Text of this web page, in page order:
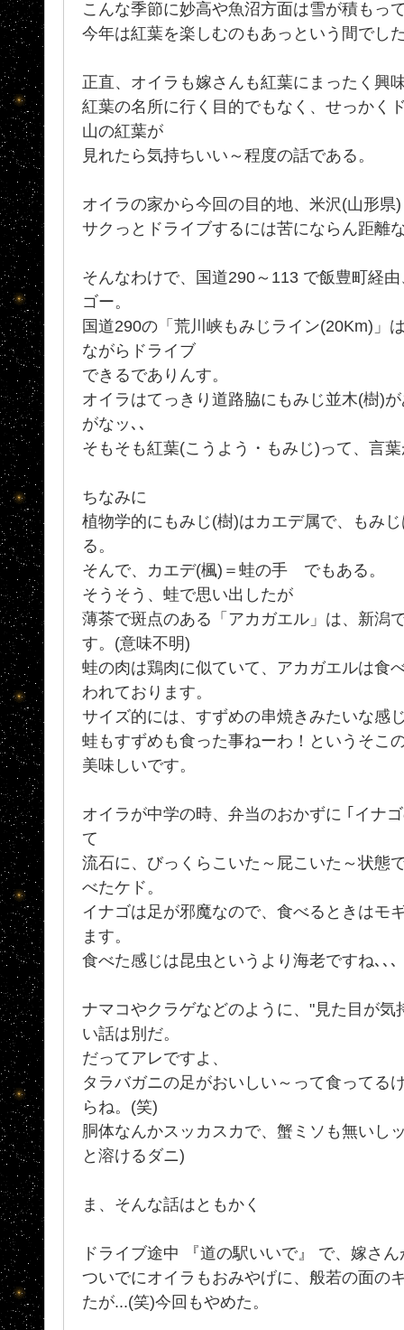
こんな季節に妙高や魚沼方面は雪が積もっ
今年は紅葉を楽しむのもあっという間でし
正直、オイラも嫁さんも紅葉にまったく興
紅葉の名所に行く目的でもなく、せっかく
山の紅葉が
見れたら気持ちいい～程度の話である。
オイラの家から今回の目的地、米沢(山形県
サクっとドライブするには苦にならん距離
そんなわけで、国道290～113 で飯豊町経
ゴー。
国道290の「荒川峡もみじライン(20Km)」
ながらドライブ
できるでありんす。
オイラはてっきり道路脇にもみじ並木(樹)
がなッ､､
そもそも紅葉(こうよう・もみじ)って、言
ちなみに
植物学的にもみじ(樹)はカエデ属で、もみ
る。
そんで、カエデ(楓)＝蛙の手 でもある。
そうそう、蛙で思い出したが
薄茶で斑点のある「アカガエル」は、新潟
す。(意味不明)
蛙の肉は鶏肉に似ていて、アカガエルは食
われております。
サイズ的には、すずめの串焼きみたいな感
蛙もすずめも食った事ねーわ！というそこ
美味しいです。
オイラが中学の時、弁当のおかずに ｢イナ
て
流石に、びっくらこいた～屁こいた～状
べたケド。
イナゴは足が邪魔なので、食べるときは
ます。
食べた感じは昆虫というより海老ですね､､､
ナマコやクラゲなどのように、"見た目が気
い話は別だ。
だってアレですよ、
タラバガニの足がおいしい～って食ってる
らね。(笑)
胴体なんかスッカスカで、蟹ミソも無いし
と溶けるダニ)
ま、そんな話はともかく
ドライブ途中 『道の駅いいで』 で、嫁さ
ついでにオイラもおみやげに、般若の面の
たが...(笑)今回もやめた。